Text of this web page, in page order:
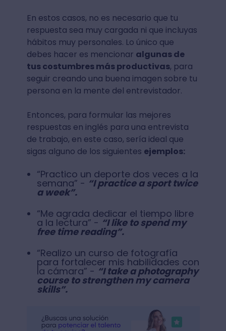
En estos casos, no es necesario que tu
respuesta sea muy cargada ni que incluyas
hábitos muy personales. Lo único que
debes hacer es mencionar algunas de
tus costumbres más productivas, para
seguir creando una buena imagen sobre tu
persona en la mente del entrevistador.
Entonces, para formular las mejores
respuestas en inglés para una entrevista
de trabajo, en este caso, sería ideal que
sigas alguno de los siguientes ejemplos:
“Practico un deporte dos veces a la
semana” - “I practice a sport twice
a week”.
“Me agrada dedicar el tiempo libre
a la lectura” - “I like to spend my
free time reading”.
“Realizo un curso de fotografía
para fortalecer mis habilidades con
la cámara” - “I take a photography
course to strengthen my camera
skills”.